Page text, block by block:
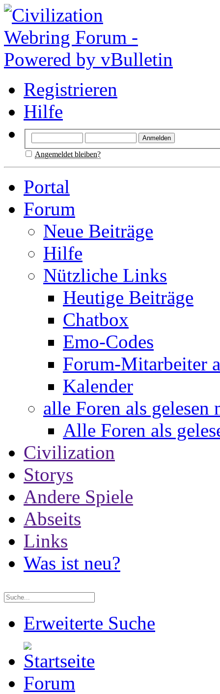
Registrieren
Hilfe
Angemeldet bleiben?
Portal
Forum
Neue Beiträge
Hilfe
Nützliche Links
Heutige Beiträge
Chatbox
Emo-Codes
Forum-Mitarbeiter
Kalender
alle Foren als gelesen
Alle Foren als
Civilization
Storys
Andere Spiele
Abseits
Links
Was ist neu?
Erweiterte Suche
Forum